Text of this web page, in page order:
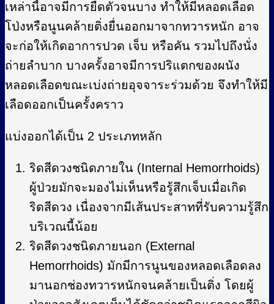
เหล่านี้อาจมีการยืดตัวจนบาง ทำให้มีหลอดเลือด
โป่งหรือนูนคล้ายติ่งยื่นออกมาจากทวารหนัก อาจ
จะก่อให้เกิดอาการปวด เจ็บ หรือคัน รวมไปถึงนั่ง
ถ่ายลำบาก บางครั้งอาจมีการปริแตกของผนัง
หลอดเลือดขณะเบ่งถ่ายอุจจาระร่วมด้วย จึงทำให้มี
เลือดออกเป็นครั้งคราว
แบ่งออกได้เป็น 2 ประเภทหลัก
ริดสีดวงชนิดภายใน (Internal Hemorrhoids)
ผู้ป่วยมักจะมองไม่เห็นหรือรู้สึกเจ็บเมื่อเกิด
ริดสีดวง เนื่องจากมีเส้นประสาทที่รับความรู้สึก
บริเวณนี้น้อย
ริดสีดวงชนิดภายนอก (External
Hemorrhoids) มักมีการนูนของหลอดเลือดลง
มานอกช่องทวารหนักจนคล้ายเป็นติ่ง โดยผู้